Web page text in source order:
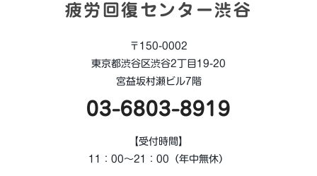
疲労回復センター渋谷
〒150-0002
東京都渋谷区渋谷2丁目19-20
宮益坂村瀬ビル7階
03-6803-8919
【受付時間】
11：00～21：00（年中無休）